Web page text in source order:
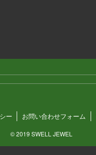
ー お問い合わせフォーム
©2019 SWELL JEWEL